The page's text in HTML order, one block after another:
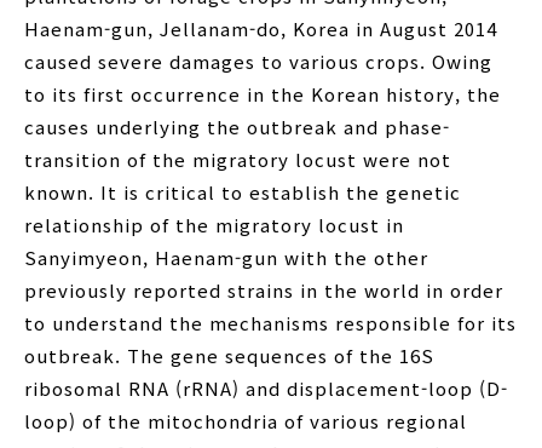
Haenam-gun, Jellanam-do, Korea in August 2014
caused severe damages to various crops. Owing
to its first occurrence in the Korean history, the
causes underlying the outbreak and phase-
transition of the migratory locust were not
known. It is critical to establish the genetic
relationship of the migratory locust in
Sanyimyeon, Haenam-gun with the other
previously reported strains in the world in order
to understand the mechanisms responsible for its
outbreak. The gene sequences of the 16S
ribosomal RNA (rRNA) and displacement-loop (D-
loop) of the mitochondria of various regional